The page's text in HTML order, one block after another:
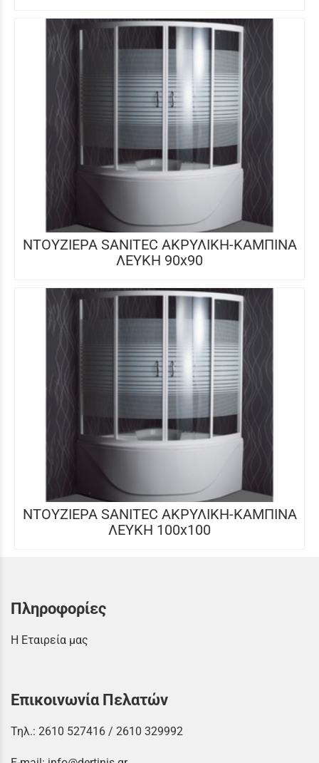
ΝΤΟΥΖΙΕΡΑ SANITEC ΑΚΡΥΛΙΚΗ-ΚΑΜΠΙΝΑ
ΛΕΥΚΗ 90x90
ΝΤΟΥΖΙΕΡΑ SANITEC ΑΚΡΥΛΙΚΗ-ΚΑΜΠΙΝΑ
ΛΕΥΚΗ 100x100
Πληροφορίες
Η Εταιρεία μας
Επικοινωνία Πελατών
Τηλ.: 2610 527416 / 2610 329992